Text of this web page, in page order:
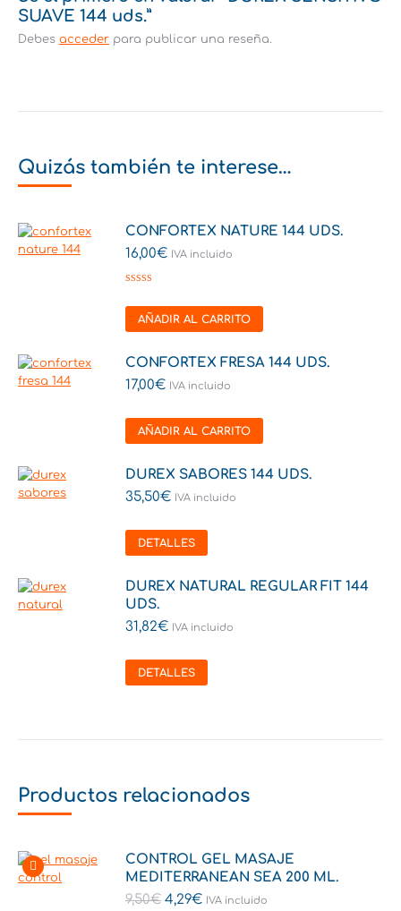
SUAVE 144 uds.”
Debes acceder para publicar una reseña.
Quizás también te interese…
CONFORTEX NATURE 144 UDS.
16,00€ IVA incluido
AÑADIR AL CARRITO
CONFORTEX FRESA 144 UDS.
17,00€ IVA incluido
AÑADIR AL CARRITO
DUREX SABORES 144 UDS.
35,50€ IVA incluido
DETALLES
DUREX NATURAL REGULAR FIT 144
UDS.
31,82€ IVA incluido
DETALLES
Productos relacionados
CONTROL GEL MASAJE
MEDITERRANEAN SEA 200 ML.
9,50€ 4,29€ IVA incluido